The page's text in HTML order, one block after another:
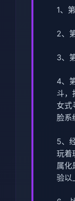
1、
2、
3、
4、
斗，
女式
脸系
5、
玩着
属化
验以